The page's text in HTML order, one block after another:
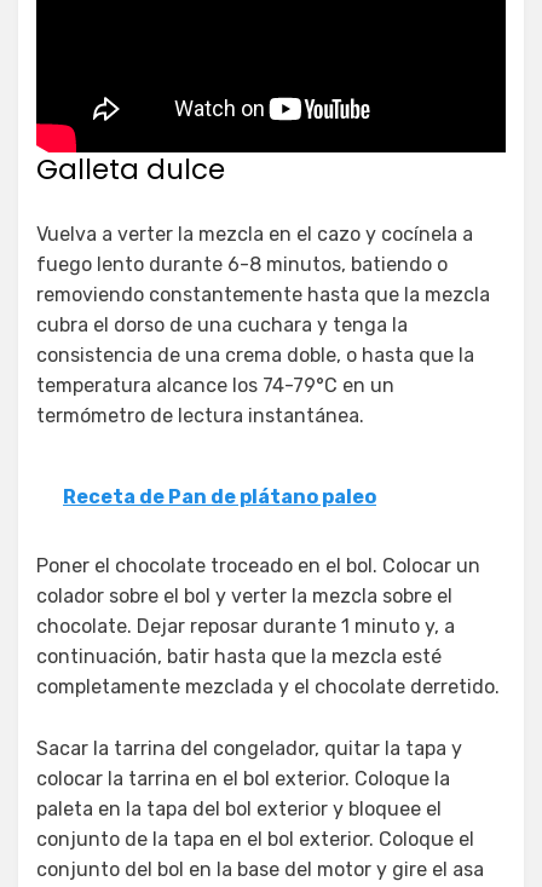
Galleta dulce
Vuelva a verter la mezcla en el cazo y cocínela a
fuego lento durante 6-8 minutos, batiendo o
removiendo constantemente hasta que la mezcla
cubra el dorso de una cuchara y tenga la
consistencia de una crema doble, o hasta que la
temperatura alcance los 74-79°C en un
termómetro de lectura instantánea.
Receta de Pan de plátano paleo
Poner el chocolate troceado en el bol. Colocar un
colador sobre el bol y verter la mezcla sobre el
chocolate. Dejar reposar durante 1 minuto y, a
continuación, batir hasta que la mezcla esté
completamente mezclada y el chocolate derretido.
Sacar la tarrina del congelador, quitar la tapa y
colocar la tarrina en el bol exterior. Coloque la
paleta en la tapa del bol exterior y bloquee el
conjunto de la tapa en el bol exterior. Coloque el
conjunto del bol en la base del motor y gire el asa